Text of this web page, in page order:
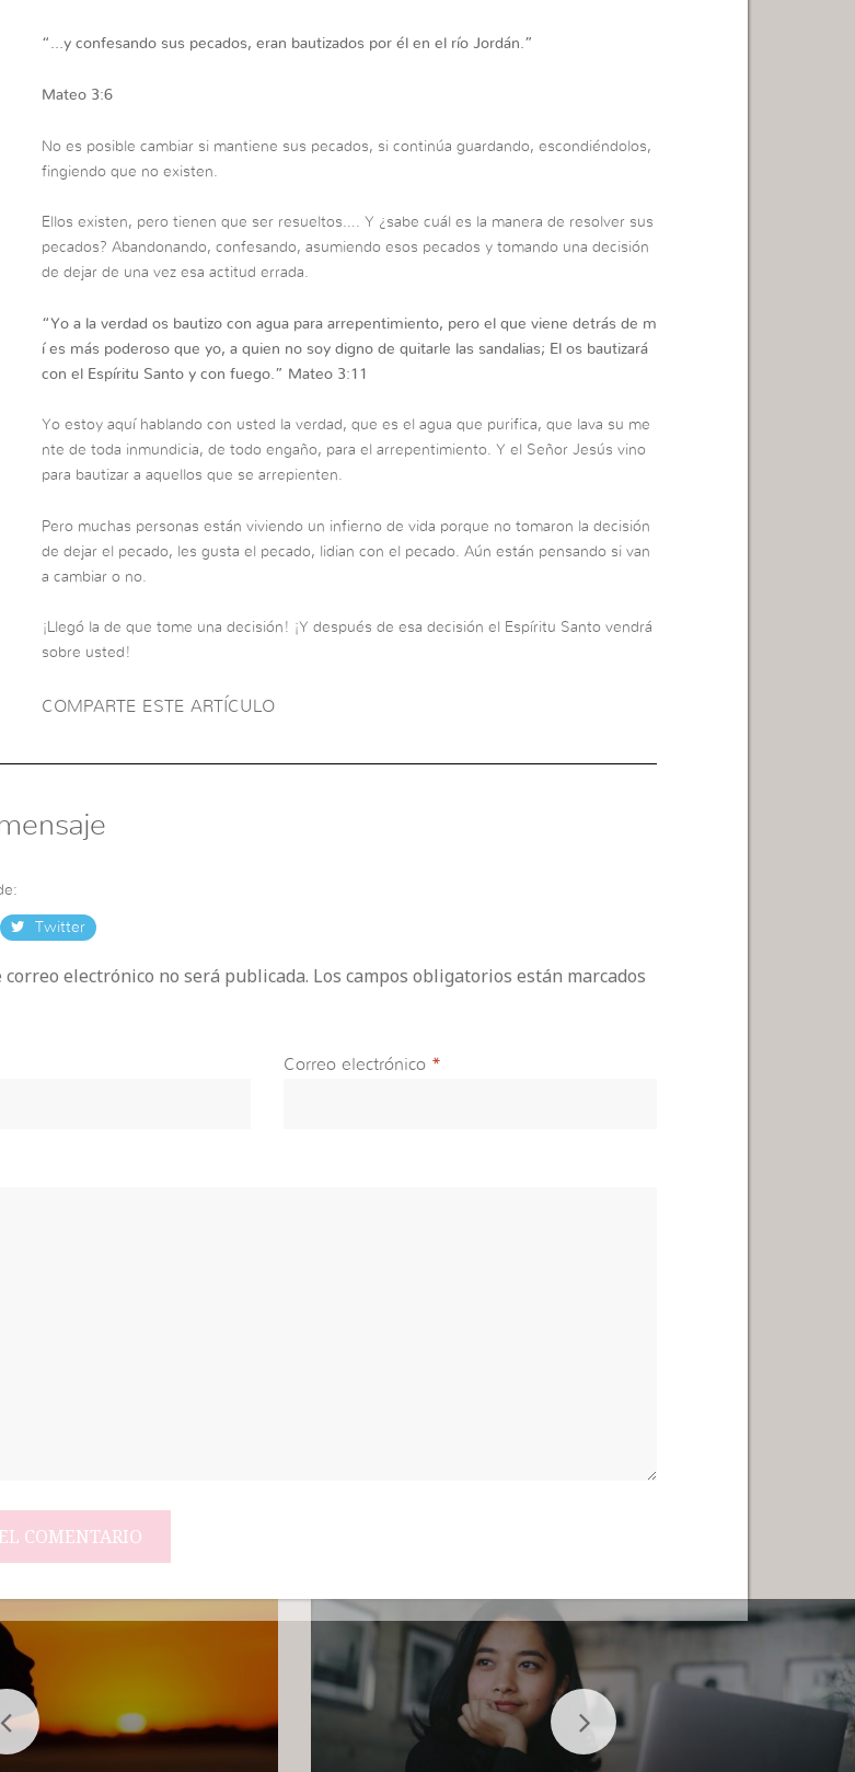
“…y confesando sus pecados, eran bautizados por él en el río Jordán.”
Mateo 3:6
No es posible cambiar si mantiene sus pecados, si continúa guardando, escondiéndolos,
fingiendo que no existen.
Ellos existen, pero tienen que ser resueltos…. Y ¿sabe cuál es la manera de resolver sus
pecados? Abandonando, confesando, asumiendo esos pecados y tomando una decisión
de dejar de una vez esa actitud errada.
“Yo a la verdad os bautizo con agua para arrepentimiento, pero el que viene detrás de m
í es más poderoso que yo, a quien no soy digno de quitarle las sandalias; El os bautizará
con el Espíritu Santo y con fuego.” Mateo 3:11
Yo estoy aquí hablando con usted la verdad, que es el agua que purifica, que lava su me
nte de toda inmundicia, de todo engaño, para el arrepentimiento. Y el Señor Jesús vino
para bautizar a aquellos que se arrepienten.
Pero muchas personas están viviendo un infierno de vida porque no tomaron la decisión
de dejar el pecado, les gusta el pecado, lidian con el pecado. Aún están pensando si van
a cambiar o no.
¡Llegó la de que tome una decisión! ¡Y después de esa decisión el Espíritu Santo vendrá
sobre usted!
COMPARTE ESTE ARTÍCULO
Twitter
correo electrónico no será publicada. Los campos obligatorios están marcados
Correo electrónico *